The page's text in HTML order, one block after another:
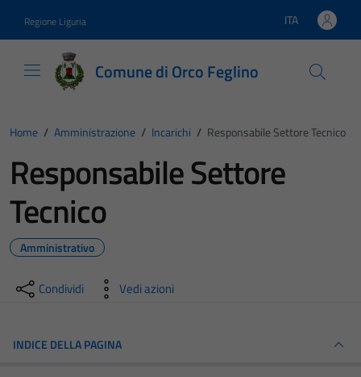
Regione Liguria Lingua attiva:
ITA
Comune di Orco Feglino
Home / Amministrazione / Incarichi / Responsabile Settore Tecnico
Responsabile Settore
Tecnico
Amministrativo
Condividi Vedi azioni
INDICE DELLA PAGINA